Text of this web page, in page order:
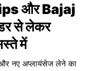
और Bajaj
से लेकर
में
नए अप्लायंसेज लेने का